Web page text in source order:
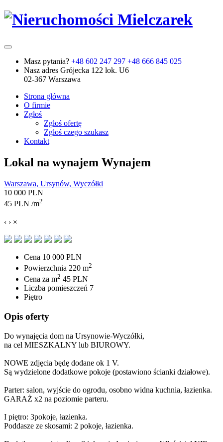
Masz pytania? +48 602 247 297 +48 666 845 025
Nasz adres Grójecka 122 lok. U6
02-367 Warszawa
Strona główna
O firmie
Zgłoś
Zgłoś ofertę
Zgłoś czego szukasz
Kontakt
Lokal na wynajem Wynajem
Warszawa, Ursynów, Wyczółki
10 000 PLN
45 PLN /m2
‹ › ×
Cena 10 000 PLN
Powierzchnia 220 m2
Cena za m2 45 PLN
Liczba pomieszczeń 7
Piętro
Opis oferty
Do wynajęcia dom na Ursynowie-Wyczółki,
na cel MIESZKALNY lub BIUROWY.
NOWE zdjęcia będę dodane ok 1 V.
Są wydzielone dodatkowe pokoje (postawiono ścianki działowe).
Parter: salon, wyjście do ogrodu, osobno widna kuchnia, łazienka.
GARAŻ x2 na poziomie parteru.
I piętro: 3pokoje, łazienka.
Poddasze ze skosami: 2 pokoje, łazienka.